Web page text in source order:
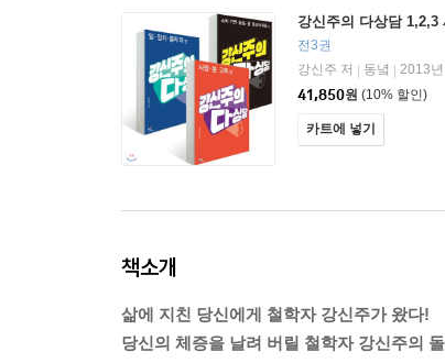
강신주의 다상담 1,2,3
전3권
강신주 저
동녘
2013
41,850원 (10% 할인)
카트에 넣기
책소개
삶에 지친 당신에게 철학자 강신주가 왔다!
당신의 체증을 날려 버릴 철학자 강신주의